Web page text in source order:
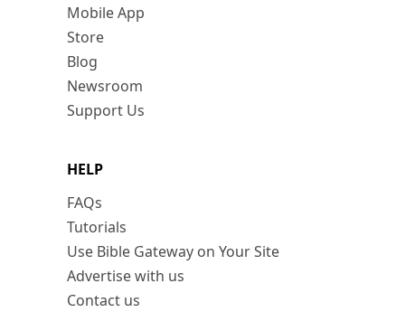
Mobile App
Store
Blog
Newsroom
Support Us
HELP
FAQs
Tutorials
Use Bible Gateway on Your Site
Advertise with us
Contact us